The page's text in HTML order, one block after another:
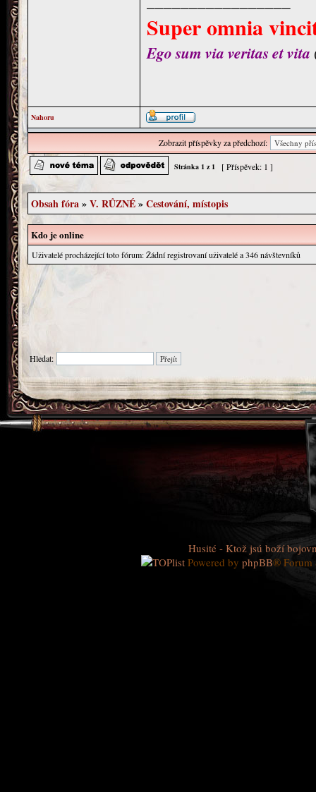
Super omnia
Ego sum via veritas et vita
Nahoru
Zobrazit příspěvky za předchozí:
Stránka 1 z 1 [ Příspěvek: 1 ]
Obsah fóra»V. RŮZNÉ»Cestování, místopis
Kdo je online
Uživatelé procházející toto fórum: Žádní registrovaní uživatelé a 346 návštevníků
Hledat:
Husité - Ktož jsú boží
Powered by phpBB® Forum